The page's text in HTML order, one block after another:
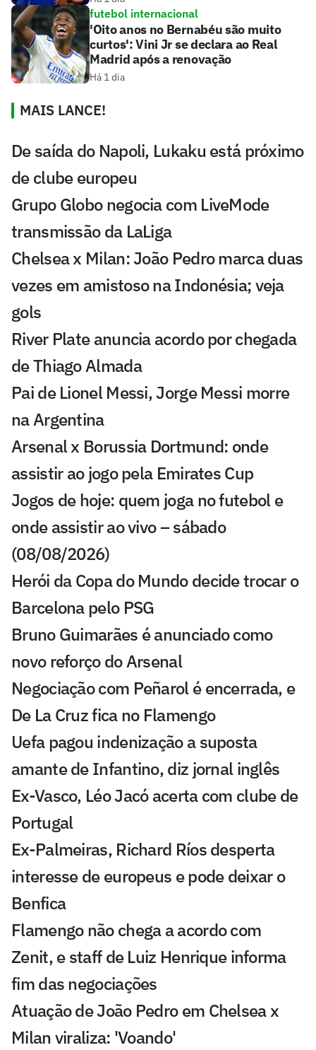
futebol internacional
'Oito anos no Bernabéu são muito
curtos': Vini Jr se declara ao Real
Madrid após a renovação
Há 1 dia
MAIS LANCE!
De saída do Napoli, Lukaku está próximo
de clube europeu
Grupo Globo negocia com LiveMode
transmissão da LaLiga
Chelsea x Milan: João Pedro marca duas
vezes em amistoso na Indonésia; veja
gols
River Plate anuncia acordo por chegada
de Thiago Almada
Pai de Lionel Messi, Jorge Messi morre
na Argentina
Arsenal x Borussia Dortmund: onde
assistir ao jogo pela Emirates Cup
Jogos de hoje: quem joga no futebol e
onde assistir ao vivo – sábado
(08/08/2026)
Herói da Copa do Mundo decide trocar o
Barcelona pelo PSG
Bruno Guimarães é anunciado como
novo reforço do Arsenal
Negociação com Peñarol é encerrada, e
De La Cruz fica no Flamengo
Uefa pagou indenização a suposta
amante de Infantino, diz jornal inglês
Ex-Vasco, Léo Jacó acerta com clube de
Portugal
Ex-Palmeiras, Richard Ríos desperta
interesse de europeus e pode deixar o
Benfica
Flamengo não chega a acordo com
Zenit, e staff de Luiz Henrique informa
fim das negociações
Atuação de João Pedro em Chelsea x
Milan viraliza: 'Voando'